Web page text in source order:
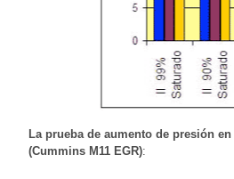
La prueba de aumento de presión
(Cummins M11 EGR):